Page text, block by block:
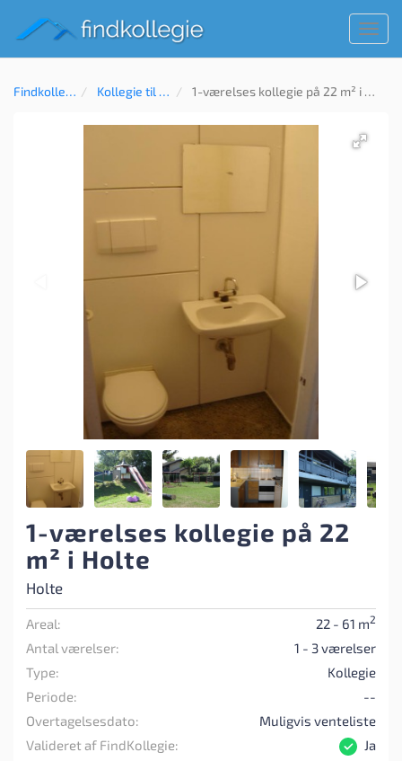
Findkollegie Kollegie til leje 1-værelses kollegie på 22 m² i Holte
1-værelses kollegie på 22
m² i Holte
Holte
Areal: 22 - 61 m2
Antal værelser:
1 - 3 værelser
Type:
Kollegie
Periode:
--
Overtagelsesdato:
Muligvis venteliste
Valideret af FindKollegie:
Ja